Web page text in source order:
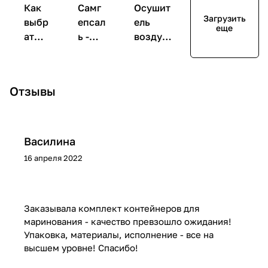
Как
выбр
ать
суши
бель
Самг
епсал
ь -
Осушит
ель
воздуха
Загрузить
еще
Отзывы
Василина
16 апреля 2022
Заказывала комплект контейнеров для
маринования - качество превзошло ожидания!
Упаковка, материалы, исполнение - все на
высшем уровне! Спасибо!